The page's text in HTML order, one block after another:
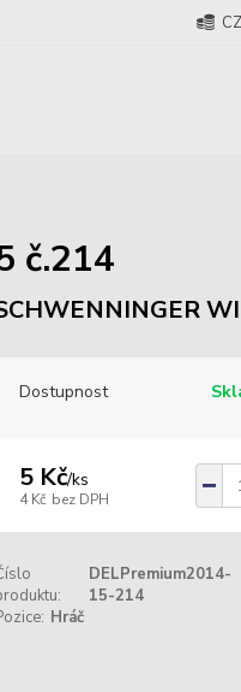
č.214
Dostupnost
5 Kč/ks
4 Kč bez DPH
DELPremium2014-
15-214
Hráč